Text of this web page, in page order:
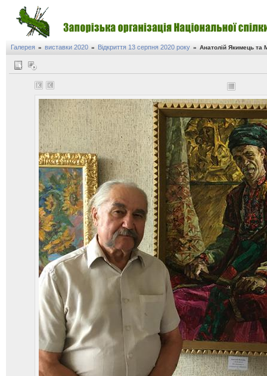
Галерея » виставки 2020 » Відкриття 13 серпня 2020 року » Анатолій Якимець та